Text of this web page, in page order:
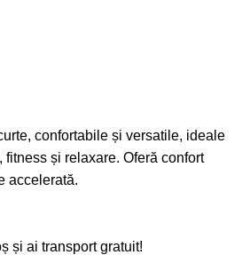
confortabile și versatile, ideale
și relaxare. Oferă confort
accelerată.
și ai transport gratuit!